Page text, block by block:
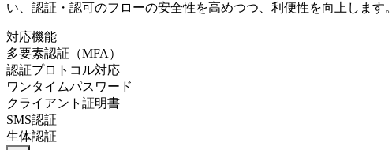
い、認証・認可のフローの安全性を高めつつ、利便性を向上します。
対応機能
多要素認証（MFA）
認証プロトコル対応
ワンタイムパスワード
クライアント証明書
SMS認証
生体認証